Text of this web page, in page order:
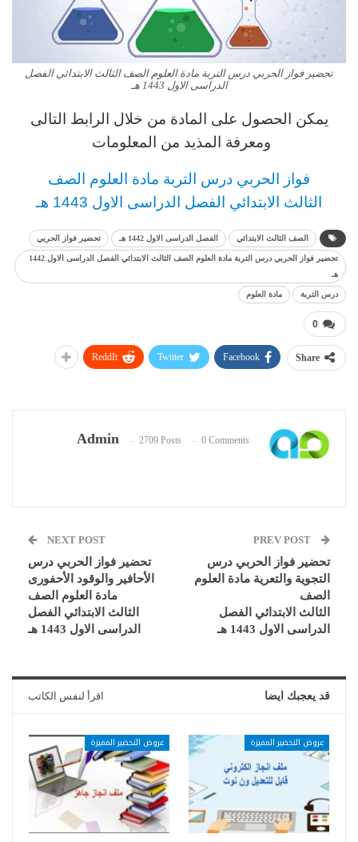
تحضير فواز الحربي درس التربة مادة العلوم الصف الثالث الابتدائي الفصل
الدراسى الاول 1443 هـ
يمكن الحصول على المادة من خلال الرابط التالى
ومعرفة المذيد من المعلومات
فواز الحربي درس التربة مادة العلوم الصف
الثالث الابتدائي الفصل الدراسى الاول 1443 هـ
الصف الثالث الابتدائي الفصل الدراسى الاول 1442 هـ تحضير فواز الحربي
تحضير فواز الحربي درس التربة مادة العلوم الصف الثالث الابتدائي الفصل الدراسى الاول 1442
هـ
درس التربة مادة العلوم
0
Share
Facebook
Twitter
ReddIt
Admin 2709 Posts 0 Comments
تحضير فواز الحربي درس
التجوية والتعرية مادة العلوم
الصف
الثالث الابتدائي الفصل
الدراسى الاول 1443 هـ
NEXT POST
تحضير فواز الحربي درس
الأحافير والوقود الأحفورى
مادة العلوم الصف
الثالث الابتدائي الفصل
الدراسى الاول 1443 هـ
قد يعجبك ايضا اقرأ لنفس الكاتب
عروض التحضير المميزة عروض التحضير المميزة